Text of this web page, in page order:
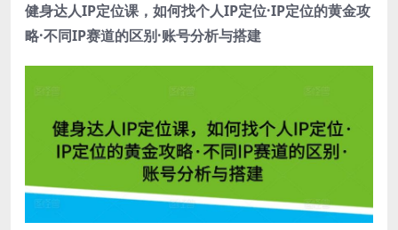
健身达人IP定位课 ，如何找个人IP定位·IP定位的黄金攻
略·不同IP赛道的区别·账号分析与搭建